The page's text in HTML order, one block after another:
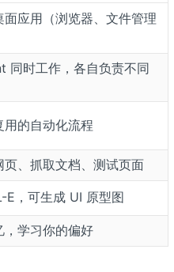
面应用（浏览器、文件管理
同时工作，各自负责不同
用的自动化流程
页、抓取文档、测试页面
E，可生成 UI 原型图
，学习你的偏好